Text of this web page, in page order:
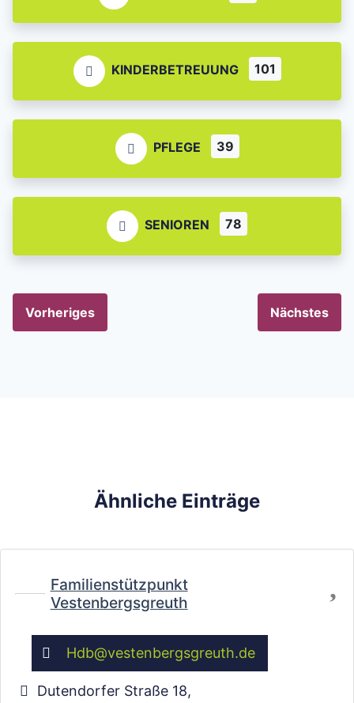
Wird geladen …
KINDERBETREUUNG 101
PFLEGE 39
SENIOREN 78
Vorheriges Nächstes
Ähnliche Einträge
Familienstützpunkt
Vestenbergsgreuth
Hdb@vestenbergsgreuth.de
Dutendorfer Straße 18,